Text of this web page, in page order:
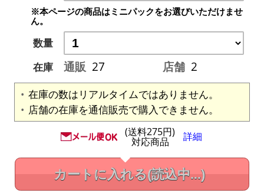
※本ページの商品はミニパックをお選びいただけませ
ん。
数量
在庫
通販 27 店舗 2
在庫の数はリアルタイムではありません。
店舗の在庫を通信販売で購入できません。
(送料275円)
対応商品 詳細
カートに入れる(読込中...)